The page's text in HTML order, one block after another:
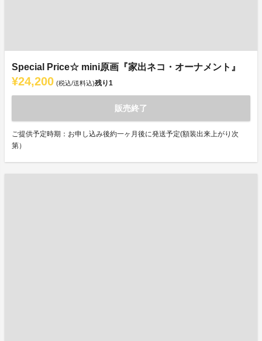
Special Price☆ mini原画『家出ネコ・オーナメント』
¥24,200 (税込/送料込)残り1
販売終了
ご提供予定時期：お申し込み後約一ヶ月後に発送予定(額装出来上がり次
第）